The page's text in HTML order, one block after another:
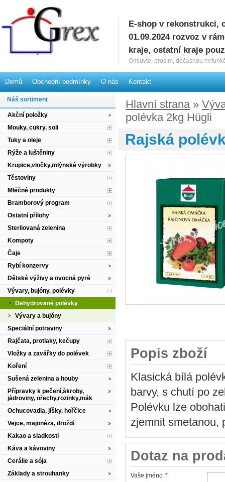
Hlavní strana»
polévka 2kg Hügli
Rajská
Popis zboží
Klasická bílá
barvy, s chutí po
Polévku lze
zjemnit smetanou,
Dotaz na
Vaše jméno *
Náš sortiment
Akční položky
Mouky, cukry, soli
Tuky a oleje
Rýže a luštěniny
Krupice,vločky,mlýnské výrobky
Těstoviny
Mléčné produkty
Bramborový program
Ostatní přílohy
Sterilovaná zelenina
Kompoty
Čaje
Rybí konzervy
Dětské výživy a ovocná pyré
Vývary, bujóny, polévky
Dehydrované polévky
Vývary a bujóny
Speciální potraviny
Rajčata, protlaky, kečupy
Vložky a zavářky do polévek
Koření
Sušená zelenina a houby
Přípravky k pečení,škroby,
jádroviny, ořechy,rozinky,mák
Ochucovadla, jíšky, hořčice
Vejce, majonéza, droždí
Kakao a sladkosti
Káva a kávoviny
Cerálie a sója
Základy a strouhanky
G
E-shop v rekonstrukci,
01.09.2024 rozvoz v
kraje, ostatní kraje
Omluvte, prosím, dočasnou
Domů Obchodní podmínky O nás Kontakt